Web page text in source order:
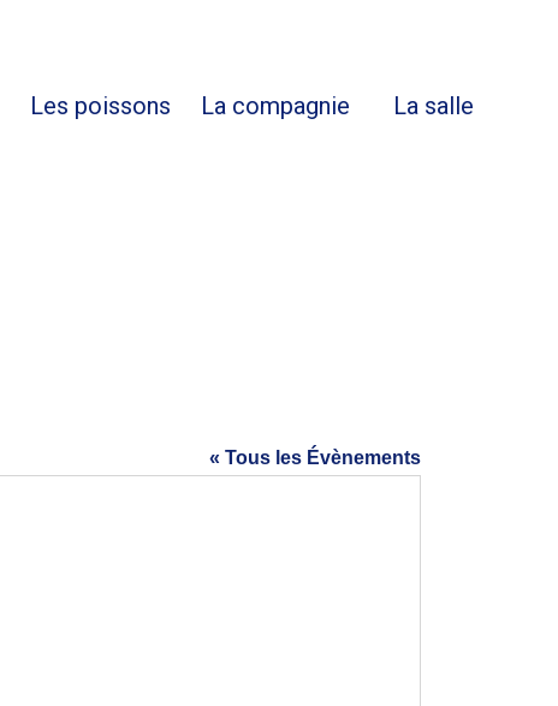
Les poissons La compagnie La salle
« Tous les Évènements